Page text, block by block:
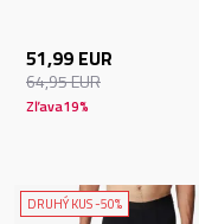
51,99 EUR
64,95EUR
Zľava19%
DRUHÝ KUS -50%